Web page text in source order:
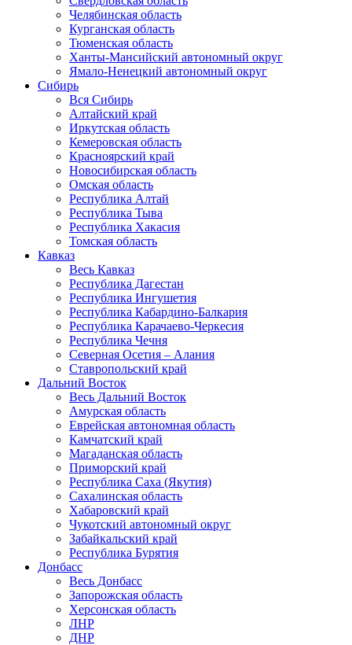
Челябинская область
Курганская область
Тюменская область
Ханты-Мансийский автономный округ
Ямало-Ненецкий автономный округ
Сибирь
Вся Сибирь
Алтайский край
Иркутская область
Кемеровская область
Красноярский край
Новосибирская область
Омская область
Республика Алтай
Республика Тыва
Республика Хакасия
Томская область
Кавказ
Весь Кавказ
Республика Дагестан
Республика Ингушетия
Республика Кабардино-Балкария
Республика Карачаево-Черкесия
Республика Чечня
Северная Осетия – Алания
Ставропольский край
Дальний Восток
Весь Дальний Восток
Амурская область
Еврейская автономная область
Камчатский край
Магаданская область
Приморский край
Республика Саха (Якутия)
Сахалинская область
Хабаровский край
Чукотский автономный округ
Забайкальский край
Республика Бурятия
Донбасс
Весь Донбасс
Запорожская область
Херсонская область
ЛНР
ДНР